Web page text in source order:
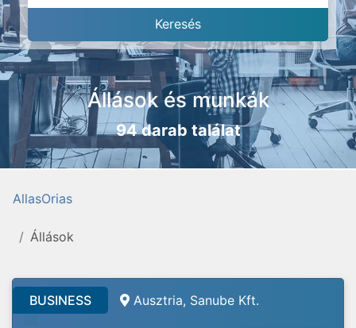
Állások és munkák
94 darab találat
AllasOrias
Állások
BUSINESS Ausztria, Sanube Kft.